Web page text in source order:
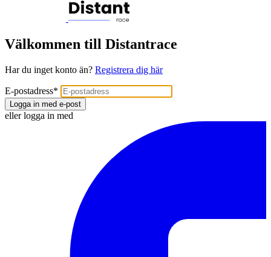
Välkommen till Distantrace
Har du inget konto än? Registrera dig här
E-postadress*
Logga in med e-post
eller logga in med